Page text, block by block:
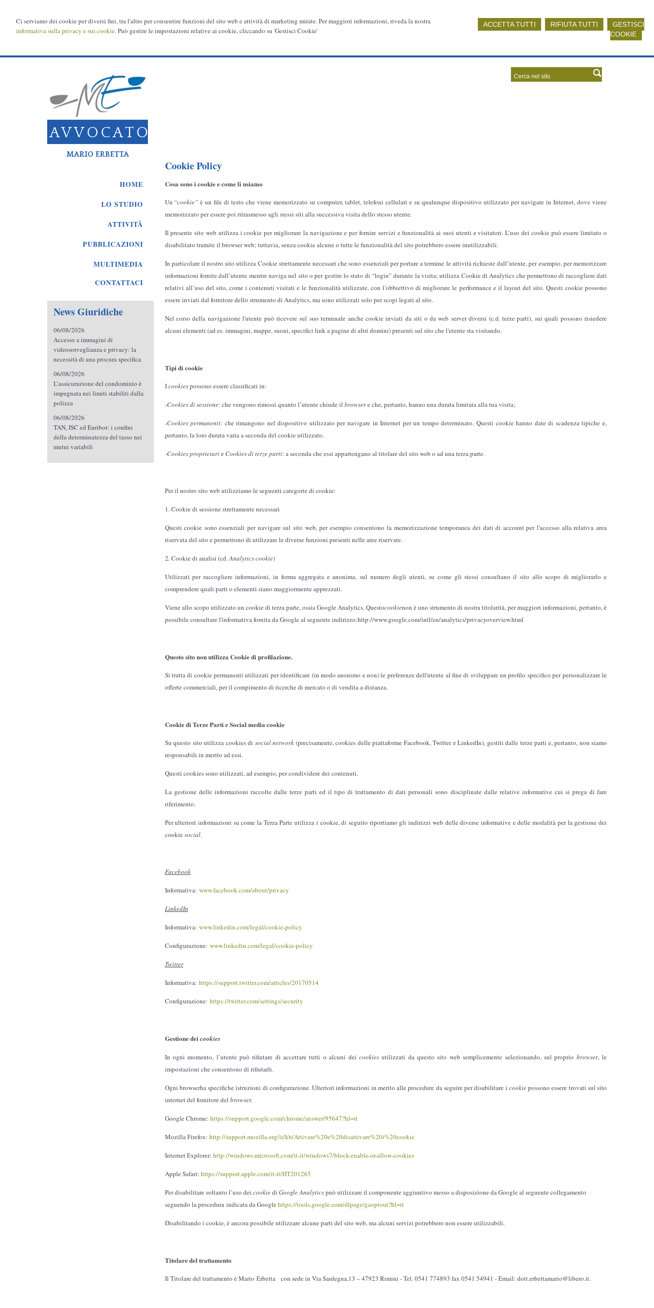
Ci serviamo dei cookie per diversi fini, tra l'altro per consentire funzioni del sito web e attività di marketing mirate. Per maggiori informazioni, riveda la nostra
informativa sulla privacy e sui cookie.Può gestire le impostazioni relative ai cookie, cliccando su 'Gestisci Cookie'
ACCETTA TUTTI RIFIUTA TUTTI
GESTISCI
COOKIE
AVVOCATO
MARIO ERBETTA
HOME
LO STUDIO
ATTIVITÀ
PUBBLICAZIONI
MULTIMEDIA
CONTATTACI
Cookie Policy
Cosa sono i cookie e come li usiamo
Un “cookie”è un file di testo che viene memorizzato su computer, tablet, telefoni cellulari e su qualunque dispositivo utilizzato per navigare in Internet, dove viene
memorizzato per essere poi ritrasmesso agli stessi siti alla successiva visita dello stesso utente.
Il presente sito web utilizza i cookie per migliorare la navigazione e per fornire servizi e funzionalità ai suoi utenti e visitatori. L’uso dei cookie può essere limitato o
disabilitato tramite il browser web; tuttavia, senza cookie alcune o tutte le funzionalità del sito potrebbero essere inutilizzabili.
In particolare il nostro sito utilizza Cookie strettamente necessari che sono essenziali per portare a termine le attività richieste dall’utente, per esempio, per memorizzare
informazioni fornite dall’utente mentre naviga nel sito o per gestire lo stato di “login” durante la visita; utilizza Cookie di Analytics che permettono di raccogliere dati
relativi all’uso del sito, come i contenuti visitati e le funzionalità utilizzate, con l’obbiettivo di migliorare le performance e il layout del sito. Questi cookie possono
essere inviati dal fornitore dello strumento di Analytics, ma sono utilizzati solo per scopi legati al sito.
Nel corso della navigazione l'utente può ricevere sul suo terminale anche cookie inviati da siti o da web server diversi (c.d. terze parti), sui quali possono risiedere
alcuni elementi (ad es. immagini, mappe, suoni, specifici link a pagine di altri domini) presenti sul sito che l'utente sta visitando.
Tipi di cookie
Icookiespossono essere classificati in:
-Cookies di sessione: che vengono rimossi quanto l’utente chiude il browsere che, pertanto, hanno una durata limitata alla tua visita;
-Cookies permanenti: che rimangono nel dispositivo utilizzato per navigare in Internet per un tempo determinato. Questi cookie hanno date di scadenza tipiche e,
pertanto, la loro durata varia a seconda del cookie utilizzato.
-Cookies proprietarie Cookies di terze parti: a seconda che essi appartengano al titolare del sito web o ad una terza parte.
Per il nostro sito web utilizziamo le seguenti categorie di cookie:
1. Cookie di sessione strettamente necessari
Questi cookie sono essenziali per navigare sul sito web, per esempio consentono la memorizzazione temporanea dei dati di account per l'accesso alla relativa area
riservata del sito e permettono di utilizzare le diverse funzioni presenti nelle aree riservate.
2. Cookie di analisi (cd.Analytics cookie)
Utilizzati per raccogliere informazioni, in forma aggregata e anonima, sul numero degli utenti, su come gli stessi consultano il sito allo scopo di migliorarlo e
comprendere quali parti o elementi siano maggiormente apprezzati.
Viene allo scopo utilizzato un cookie di terza parte, ossia Google Analytics. Questocookienon è uno strumento di nostra titolarità, per maggiori informazioni, pertanto, è
possibile consultare l'informativa fornita da Google al seguente indirizzo:http://www.google.com/intl/en/analytics/privacyoverview.html
Questo sito non utilizza Cookie di profilazione.
Si tratta di cookie permanenti utilizzati per identificare (in modo anonimo e non) le preferenze dell'utente al fine di sviluppare un profilo specifico per personalizzare le
offerte commerciali, per il compimento di ricerche di mercato o di vendita a distanza.
Cookie di Terze Parti e Social media cookie
Su questo sito utilizza cookies di social network (precisamente, cookies delle piattaforme Facebook, Twitter e LinkedIn), gestiti dalle terze parti e, pertanto, non siamo
responsabili in merito ad essi.
Questi cookies sono utilizzati, ad esempio, per condividere dei contenuti.
La gestione delle informazioni raccolte dalle terze parti ed il tipo di trattamento di dati personali sono disciplinate dalle relative informative cui si prega di fare
riferimento.
Per ulteriori informazioni su come la Terza Parte utilizza i cookie, di seguito riportiamo gli indirizzi web delle diverse informative e delle modalità per la gestione dei
cookiesocial.
Facebook
Informativa: www.facebook.com/about/privacy
LinkedIn
Informativa: www.linkedin.com/legal/cookie-policy
Configurazione: www.linkedin.com/legal/cookie-policy
Twitter
Informativa: https://support.twitter.com/articles/20170514
Configurazione: https://twitter.com/settings/security
Gestione dei cookies
In ogni momento, l’utente può rifiutare di accettare tutti o alcuni dei cookiesutilizzati da questo sito web semplicemente selezionando, sul proprio browser, le
impostazioni che consentono di rifiutarli.
Ogni browserha specifiche istruzioni di configurazione. Ulteriori informazioni in merito alle procedure da seguire per disabilitare i cookiepossono essere trovati sul sito
internet del fornitore del browser.
Google Chrome: https://support.google.com/chrome/answer/95647?hl=it
Mozilla Firefox: http://support.mozilla.org/it/kb/Attivare%20e%20disattivare%20i%20cookie
Internet Explorer: http://windows.microsoft.com/it-it/windows7/block-enable-or-allow-cookies
Apple Safari: https://support.apple.com/it-it/HT201265
Per disabilitare soltanto l’uso dei cookiedi Google Analyticspuò utilizzare il componente aggiuntivo messo a disposizione da Google al seguente collegamento
seguendo la procedura indicata da Googlehttps://tools.google.com/dlpage/gaoptout?hl=it
Disabilitando i cookie, è ancora possibile utilizzare alcune parti del sito web, ma alcuni servizi potrebbero non essere utilizzabili.
Titolare del trattamento
Il Titolare del trattamento è Mario Erbetta con sede in Via Sardegna,13 – 47923 Rimini - Tel. 0541 774893 fax 0541 54941 - Email: dott.erbettamario@libero.it.
News Giuridiche
06/08/2026
Accesso a immagini di
videosorveglianza e privacy: la
necessità di una procura specifica
06/08/2026
L’assicurazione del condominio è
impegnata nei limiti stabiliti dalla
polizza
06/08/2026
TAN, ISC ed Euribor: i confini
della determinatezza del tasso nei
mutui variabili